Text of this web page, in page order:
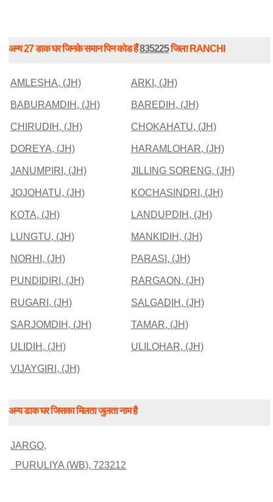
अन्य 27 डाक घर जिनके समान पिन कोड हैं835225जिला RANCHI
AMLESHA, (JH) ARKI, (JH)
BABURAMDIH, (JH) BAREDIH, (JH)
CHIRUDIH, (JH) CHOKAHATU, (JH)
DOREYA, (JH) HARAMLOHAR, (JH)
JANUMPIRI, (JH) JILLING SORENG, (JH)
JOJOHATU, (JH) KOCHASINDRI, (JH)
KOTA, (JH) LANDUPDIH, (JH)
LUNGTU, (JH) MANKIDIH, (JH)
NORHI, (JH) PARASI, (JH)
PUNDIDIRI, (JH) RARGAON, (JH)
RUGARI, (JH) SALGADIH, (JH)
SARJOMDIH, (JH) TAMAR, (JH)
ULIDIH, (JH) ULILOHAR, (JH)
VIJAYGIRI, (JH)
अन्य डाक घर जिसका मिलता जुलता नाम है
JARGO,
PURULIYA (WB), 723212